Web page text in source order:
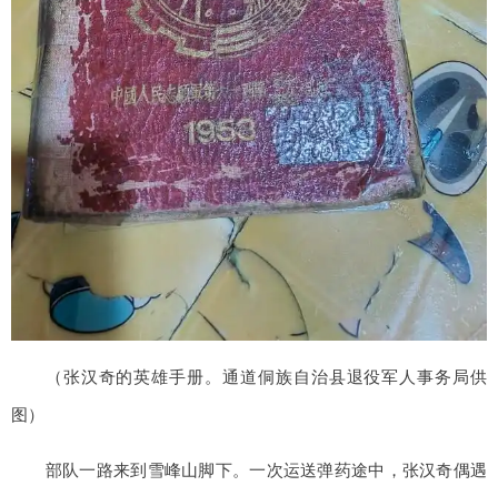
（张汉奇的英雄手册。通道侗族自治县退役军人事务局供
图）
部队一路来到雪峰山脚下。一次运送弹药途中，张汉奇偶遇